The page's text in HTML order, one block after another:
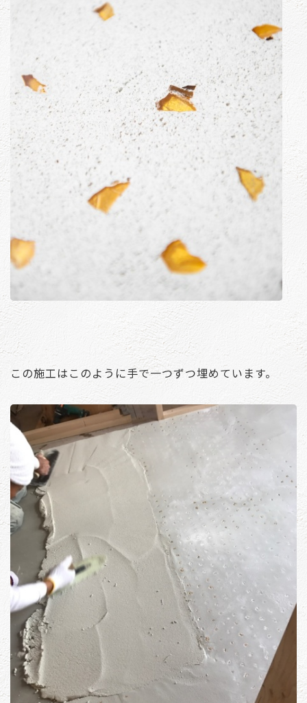
この施工はこのように手で一つずつ埋めています。